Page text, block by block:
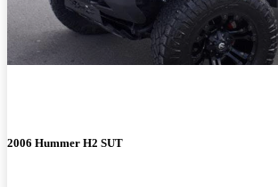
2006 Hummer H2 SUT